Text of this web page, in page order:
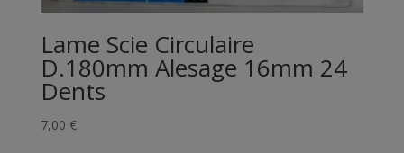
Lame Scie Circulaire
D.180mm Alesage 16mm 24
Dents
7,00 €